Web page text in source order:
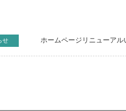
せ ホームページリニューアル